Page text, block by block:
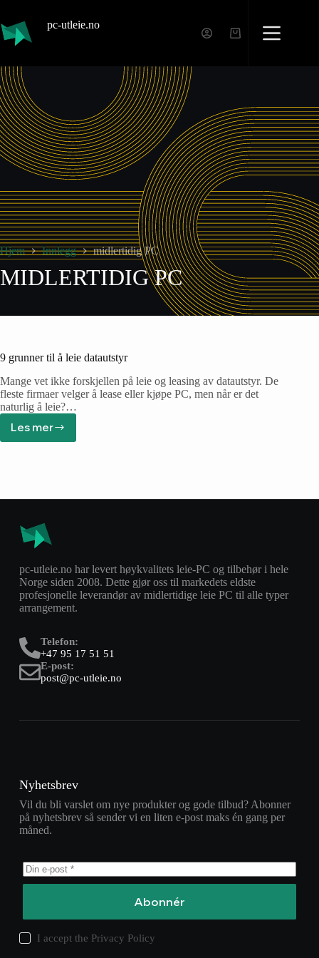
pc-utleie.no
Hjem Innlegg midlertidig PC
MIDLERTIDIG PC
9 grunner til å leie datautstyr
Mange vet ikke forskjellen på leie og leasing av datautstyr. De
fleste firmaer velger å lease eller kjøpe PC, men når er det
naturlig å leie?…
Les mer
pc-utleie.no har levert høykvalitets leie-PC og tilbehør i hele
Norge siden 2008. Dette gjør oss til markedets eldste
profesjonelle leverandør av midlertidige leie PC til alle typer
arrangement.
Telefon:
+47 95 17 51 51
E-post:
post@pc-utleie.no
Nyhetsbrev
Vil du bli varslet om nye produkter og gode tilbud? Abonner
på nyhetsbrev så sender vi en liten e-post maks én gang per
måned.
Abonnér
I accept the Privacy Policy